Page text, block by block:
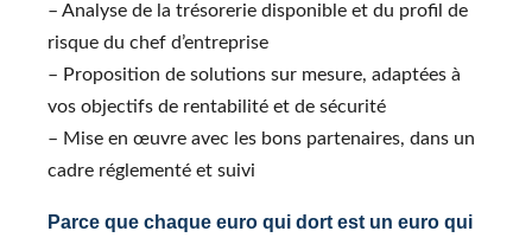
– Analyse de la trésorerie disponible et du profil de
risque du chef d’entreprise
– Proposition de solutions sur mesure, adaptées à
vos objectifs de rentabilité et de sécurité
– Mise en œuvre avec les bons partenaires, dans un
cadre réglementé et suivi
Parce que chaque euro qui dort est un euro qui